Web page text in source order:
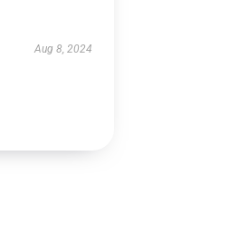
Aug 8, 2024